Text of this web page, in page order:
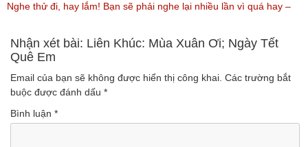
(Lượt nghe: 99)
Vàng Trữ Tình Hay Nhất 2018
(Lượt nghe: 75)
Nghe thử đi, hay lắm! Bạn sẽ phải nghe lại nhiều lần vì quá hay –
Nhạc miền Tây đặc sắc
(Lượt nghe: 46)
Nhận xét bài: Liên Khúc: Mùa Xuân Ơi; Ngày Tết
Quê Em
Email của bạn sẽ không được hiển thị công khai. Các trường bắt
buộc được đánh dấu *
Bình luận *